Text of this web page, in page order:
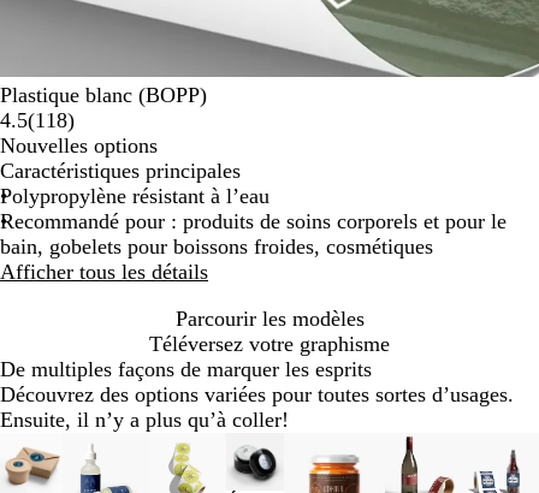
Plastique blanc (BOPP)
4.5(118118 avis
)
Nouvelles options
Caractéristiques principales
Polypropylène résistant à l’eau
Recommandé pour : produits de soins corporels et pour le
bain, gobelets pour boissons froides, cosmétiques
Afficher tous les détails
Parcourir les modèles
Téléversez votre graphisme
De multiples façons de marquer les esprits
Découvrez des options variées pour toutes sortes d’usages.
Ensuite, il n’y a plus qu’à coller!
Nouveau Nouveau Nouveau Nouveau
Diapositives
1